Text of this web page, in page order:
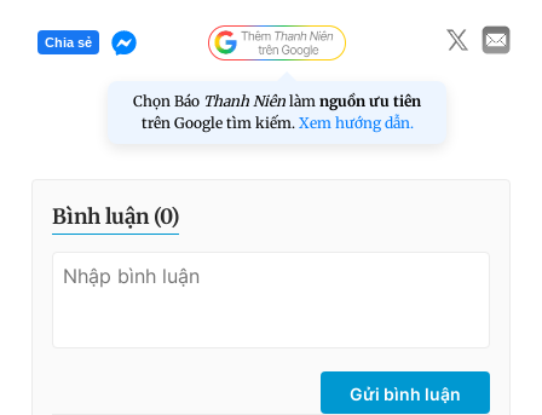
Chia sẻ
Chọn Báo Thanh Niên làm nguồn ưu tiên
trên Google tìm kiếm. Xem hướng dẫn.
Bình luận (0)
Gửi bình luận